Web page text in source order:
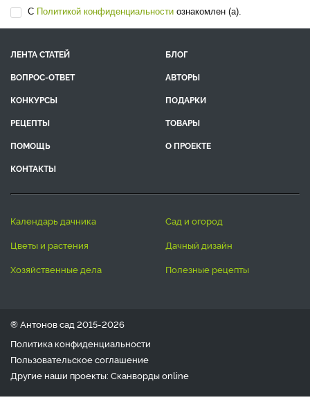
С Политикой конфиденциальности ознакомлен (а).
ЛЕНТА СТАТЕЙ
БЛОГ
ВОПРОС-ОТВЕТ
АВТОРЫ
КОНКУРСЫ
ПОДАРКИ
РЕЦЕПТЫ
ТОВАРЫ
ПОМОЩЬ
О ПРОЕКТЕ
КОНТАКТЫ
календарь дачника
сад и огород
цветы и растения
дачный дизайн
хозяйственные дела
полезные рецепты
® Антонов сад 2015-2026
Политика конфиденциальности
Пользовательское соглашение
Другие наши проекты: Сканвордыonline